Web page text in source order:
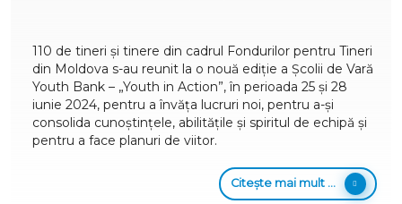
110 de tineri și tinere din cadrul Fondurilor pentru Tineri
din Moldova s-au reunit la o nouă ediție a Școlii de Vară
Youth Bank – „Youth in Action”, în perioada 25 și 28
iunie 2024, pentru a învăța lucruri noi, pentru a-și
consolida cunoștințele, abilitățile și spiritul de echipă și
pentru a face planuri de viitor.
Citește mai mult ...